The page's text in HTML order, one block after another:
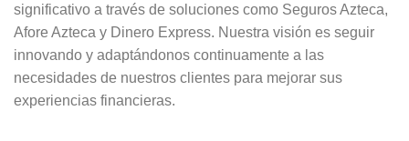
significativo a través de soluciones como Seguros Azteca,
Afore Azteca y Dinero Express. Nuestra visión es seguir
innovando y adaptándonos continuamente a las
necesidades de nuestros clientes para mejorar sus
experiencias financieras.